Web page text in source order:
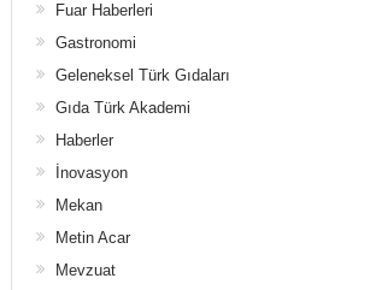
Fuar Haberleri
Gastronomi
Geleneksel Türk Gıdaları
Gıda Türk Akademi
Haberler
İnovasyon
Mekan
Metin Acar
Mevzuat